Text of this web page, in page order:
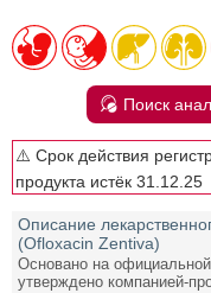
Поиск
⚠️ Срок действия
продукта истёк 31.12.25
Описание
(Ofloxacin Zentiva)
Основано на
утверждено компанией-